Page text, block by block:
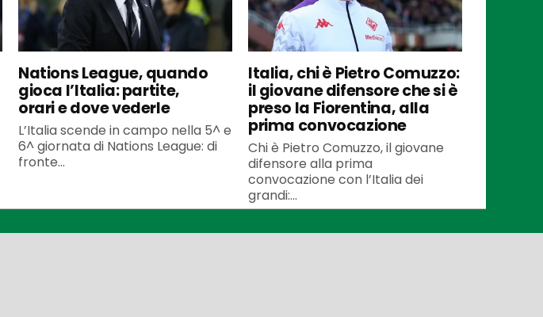
Nations League, quando
gioca l’Italia: partite,
orari e dove vederle
L’Italia scende in campo nella 5^ e
6^ giornata di Nations League: di
fronte...
Italia, chi è Pietro Comuzzo:
il giovane difensore che si è
preso la Fiorentina, alla
prima convocazione
Chi è Pietro Comuzzo, il giovane
difensore alla prima
convocazione con l’Italia dei
grandi:...